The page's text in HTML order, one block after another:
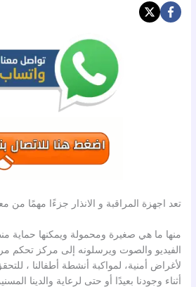
تعد اجهزة المراقبة و الانذار جزءًا مهمًا من
منها ما هي صغيرة ومحمولة ويمكنها حماية
الفيديو والصوت ويرسلونه إلى مركز تحكم
لأغراض أمنية، لمواكبة أنشطة أطفالنا ،
أثناء وجودنا بعيدًا أو حتى لرعاية والدينا